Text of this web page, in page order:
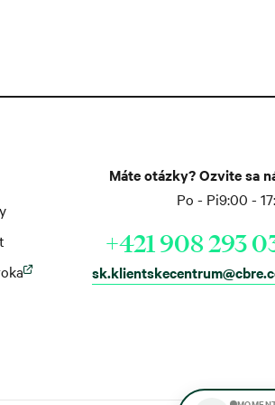
Máte otázky? Ozvite sa
Po - Pi9:00 -
+421 908 293